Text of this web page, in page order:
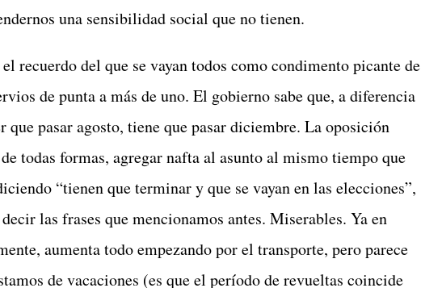
una sensibilidad social que no tienen.
recuerdo del que se vayan todos como condimento picante de
de punta a más de uno. El gobierno sabe que, a diferencia
que pasar agosto, tiene que pasar diciembre. La oposición
todas formas, agregar nafta al asunto al mismo tiempo que
“tienen que terminar y que se vayan en las elecciones”,
las frases que mencionamos antes. Miserables. Ya en
aumenta todo empezando por el transporte, pero parece
de vacaciones (es que el período de revueltas coincide